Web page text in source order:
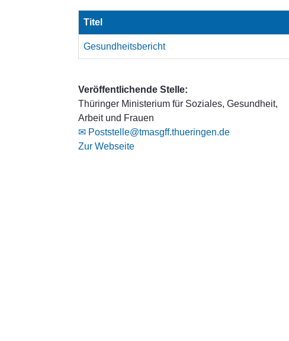
Titel
Gesundheitsbericht
Veröffentlichende Stelle:
Thüringer Ministerium für Soziales, Gesundheit,
Arbeit und Frauen
✉ Poststelle@tmasgff.thueringen.de
Zur Webseite